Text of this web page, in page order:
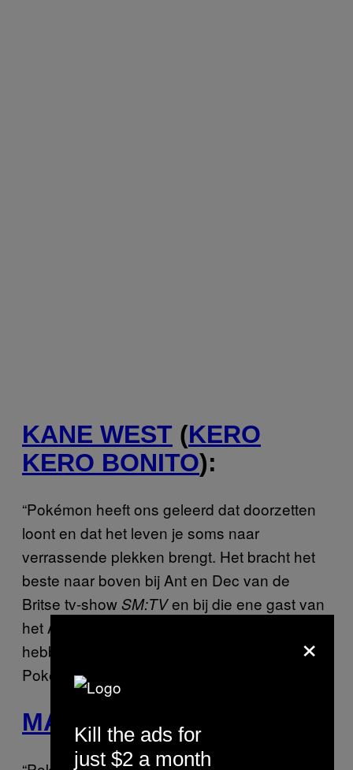
KANE WEST (KERO
KERO BONITO):
“Pokémon heeft ons geleerd dat doorzetten
loont en dat het leven je soms naar
verrassende plekken brengt. Het bracht het
beste naar boven bij Ant en Dec van de
Britse tv-showSM:TVen bij die ene gast van
het Amerikaanse dance-duo D Train. En dan
hebben we het nog niet eens gehad over de
Pokémonkaarten.”
MAXO:
×
Kill the ads for
just $2 a month